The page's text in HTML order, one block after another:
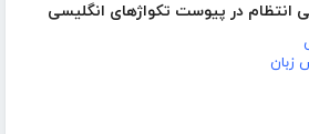
انتظام در پیوست تکواژهای انگلیسی
زبان